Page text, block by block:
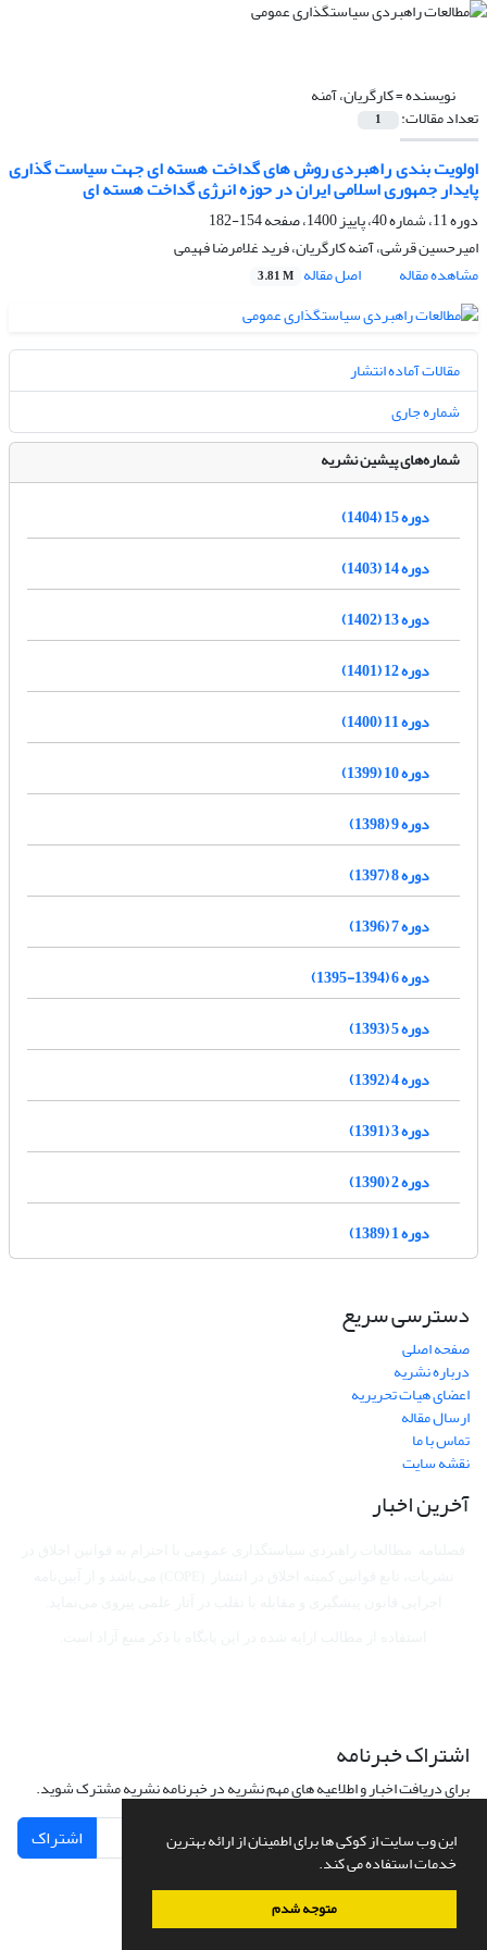
این وب سایت از کوکی ها برای اطمینان از ارائه بهترین
خدمات استفاده می کند.
متوجه شدم
نویسنده =کارگریان، آمنه
تعداد مقالات: 1
اولویت بندی راهبردی روش های گداخت هسته ای جهت سیاست گذاری
پایدار جمهوری اسلامی ایران در حوزه انرژی گداخت هسته ای
دوره 11، شماره 40، پاییز 1400، صفحه
154-182
امیرحسین قرشی، آمنه کارگریان، فرید غلامرضا فهیمی
مشاهده مقاله
اصل مقاله 3.81 M
مقالات آماده انتشار
شماره جاری
شماره‌های پیشین نشریه
دوره 15 (1404)
دوره 14 (1403)
دوره 13 (1402)
دوره 12 (1401)
دوره 11 (1400)
دوره 10 (1399)
دوره 9 (1398)
دوره 8 (1397)
دوره 7 (1396)
دوره 6 (1394-1395)
دوره 5 (1393)
دوره 4 (1392)
دوره 3 (1391)
دوره 2 (1390)
دوره 1 (1389)
دسترسی سریع
صفحه اصلی
درباره نشریه
اعضای هیات تحریریه
ارسال مقاله
تماس با ما
نقشه سایت
آخرین اخبار
اشتراک خبرنامه
برای دریافت اخبار و اطلاعیه های مهم نشریه در خبرنامه نشریه مشترک شوید.
اشتراک
سامانه مدیریت نشریات علمی.طراحی و پیاده سازی ازسیناوب